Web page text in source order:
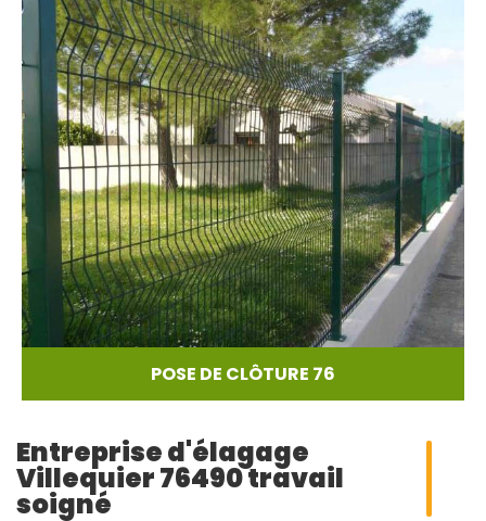
POSE DE CLÔTURE 76
Entreprise d'élagage
Villequier 76490 travail
soigné